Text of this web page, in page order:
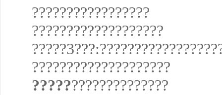
?????????????????
???????????????????
????????????????????
???????????????????